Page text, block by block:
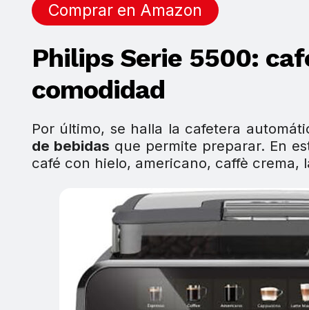
Comprar en Amazon
Philips Serie 5500:
comodidad
Por último, se halla la cafetera
de bebidas que permite preparar. En
café con hielo, americano, caffè